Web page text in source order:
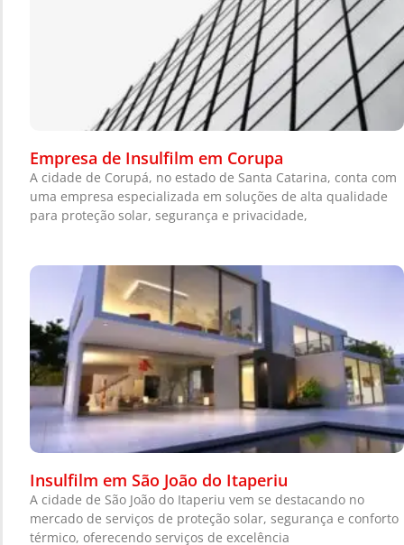
Empresa de Insulfilm em Corupa
A cidade de Corupá, no estado de Santa Catarina, conta com
uma empresa especializada em soluções de alta qualidade
para proteção solar, segurança e privacidade,
Insulfilm em São João do Itaperiu
A cidade de São João do Itaperiu vem se destacando no
mercado de serviços de proteção solar, segurança e conforto
térmico, oferecendo serviços de excelência